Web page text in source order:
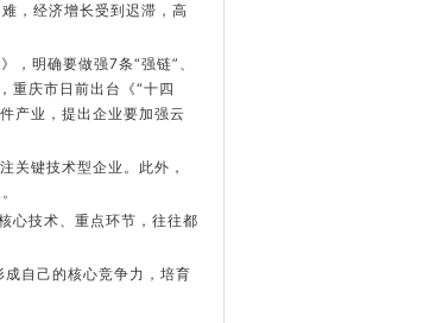
，经济增长受到迟滞，高
明确要做强7条“强链”、
重庆市日前出台《“十四
产业，提出企业要加强云
关键技术型企业。此外，
心技术、重点环节，往往都
自己的核心竞争力，培育